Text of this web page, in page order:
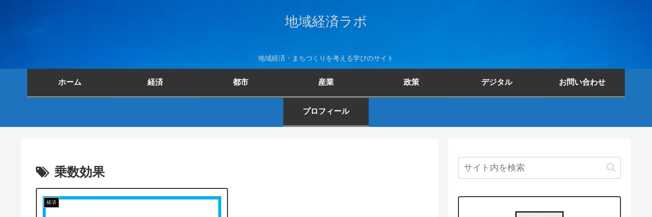
地域経済ラボ
地域経済・まちづくりを考える学びのサイト
ホーム 経済 都市 産業 政策 デジタル お問い合わせ
プロフィール
乗数効果
経済